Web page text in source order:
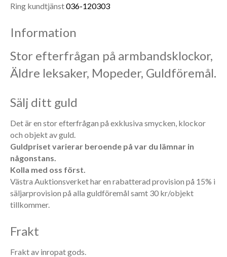
Ring kundtjänst036-120303
Information
Stor efterfrågan på armbandsklockor,
Äldre leksaker, Mopeder, Guldföremål.
Sälj ditt guld
Det är en stor efterfrågan på exklusiva smycken, klockor
och objekt av guld.
Guldpriset varierar beroende på var du lämnar in
någonstans.
Kolla med oss först.
Västra Auktionsverket har en rabatterad provision på 15% i
säljarprovision på alla guldföremål samt 30 kr/objekt
tillkommer.
Frakt
Frakt av inropat gods.